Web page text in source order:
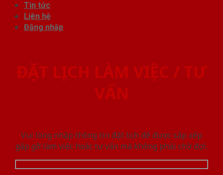
Tin tức
Liên hệ
Đăng nhập
ĐẶT LỊCH LÀM VIỆC / TƯ
VẤN
Vui lòng nhập thông tin đặt lịch để được sắp xếp
gặp gỡ làm việc hoăc tư vấn mà không phải chờ đợi.